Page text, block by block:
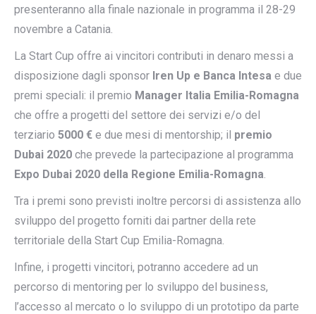
presenteranno alla finale nazionale in programma il 28-29
novembre a Catania.
La Start Cup offre ai vincitori contributi in denaro messi a
disposizione dagli sponsor Iren Up e Banca Intesa e due
premi speciali: il premio Manager Italia Emilia-Romagna
che offre a progetti del settore dei servizi e/o del
terziario 5000 € e due mesi di mentorship; il premio
Dubai 2020 che prevede la partecipazione al programma
Expo Dubai 2020 della Regione Emilia-Romagna.
Tra i premi sono previsti inoltre percorsi di assistenza allo
sviluppo del progetto forniti dai partner della rete
territoriale della Start Cup Emilia-Romagna.
Infine, i progetti vincitori, potranno accedere ad un
percorso di mentoring per lo sviluppo del business,
l’accesso al mercato o lo sviluppo di un prototipo da parte